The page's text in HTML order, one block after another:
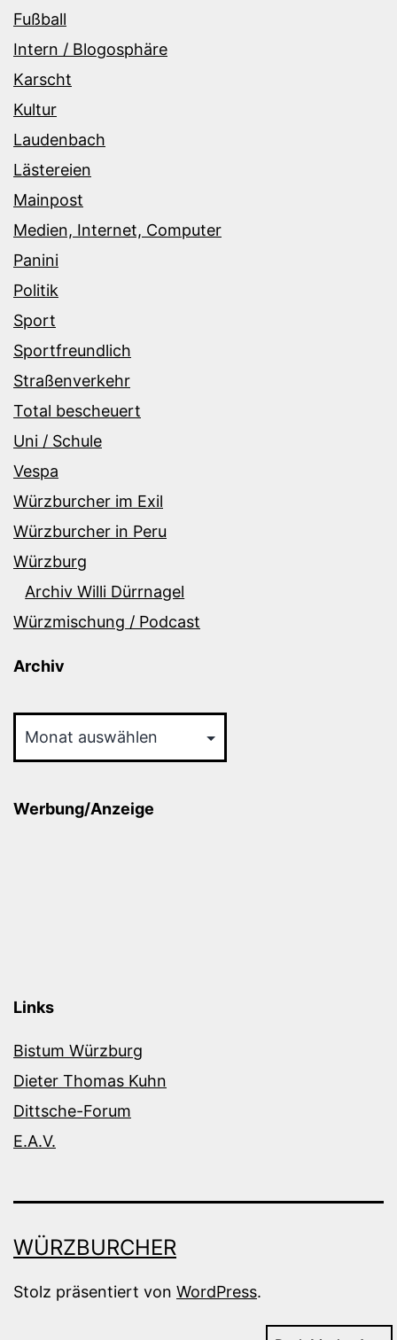
Fußball
Intern / Blogosphäre
Karscht
Kultur
Laudenbach
Lästereien
Mainpost
Medien, Internet, Computer
Panini
Politik
Sport
Sportfreundlich
Straßenverkehr
Total bescheuert
Uni / Schule
Vespa
Würzburcher im Exil
Würzburcher in Peru
Würzburg
Archiv Willi Dürrnagel
Würzmischung / Podcast
Archiv
Werbung/Anzeige
Links
Bistum Würzburg
Dieter Thomas Kuhn
Dittsche-Forum
E.A.V.
WÜRZBURCHER
Stolz präsentiert von WordPress.